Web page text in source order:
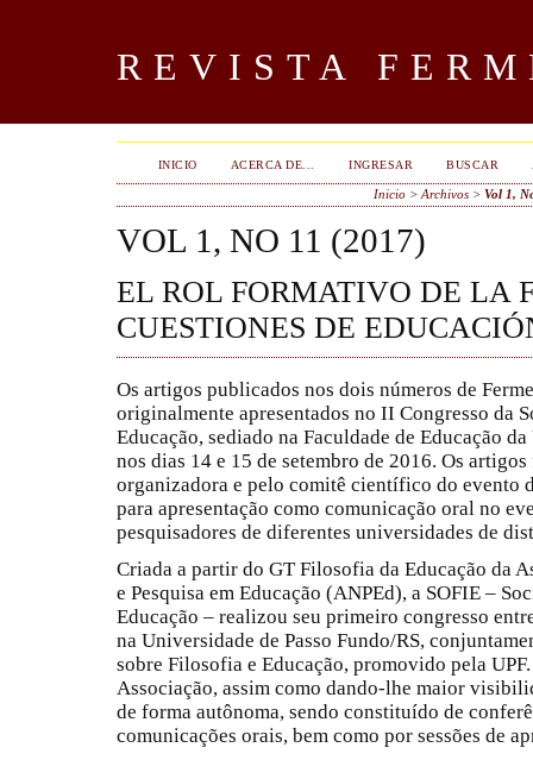
REVISTA
INICIO ACERCA DE... INGRESAR BUSCAR
Inicio> Archivos> Vol 1,
VOL 1, NO 11 (2017)
EL ROL FORMATIVO DE LA
CUESTIONES DE
Os artigos publicados nos dois números de
originalmente apresentados no II Congresso da
Educação, sediado na Faculdade de Educação
nos dias 14 e 15 de setembro de 2016. Os
organizadora e pelo comitê científico do evento
para apresentação como comunicação oral no
pesquisadores de diferentes universidades de
Criada a partir do GT Filosofia da Educação da
e Pesquisa em Educação (ANPEd), a SOFIE –
Educação – realizou seu primeiro congresso
na Universidade de Passo Fundo/RS,
sobre Filosofia e Educação, promovido pela
Associação, assim como dando-lhe maior
de forma autônoma, sendo constituído de
comunicações orais, bem como por sessões de